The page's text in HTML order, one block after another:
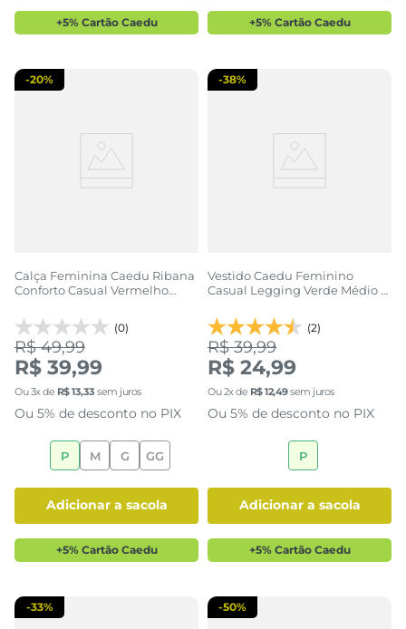
+5% Cartão Caedu +5% Cartão Caedu
Calça Feminina Caedu Ribana
Conforto Casual Vermelho
(0)
-20%
R$ 49,99
R$ 39,99
Ou3x de R$13,33 sem juros
Ou 5% de desconto no PIX
P M G GG
adicionar a sacola
+5% Cartão Caedu
Vestido Caedu Feminino
Casual Legging Verde Médio c/
(2)
-38%
R$ 39,99
R$ 24,99
Ou2x de R$12,49sem juros
Ou 5% de desconto no PIX
P
adicionar a sacola
+5% Cartão Caedu
-33% -50%